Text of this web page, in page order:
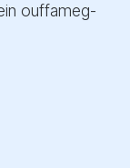
ouffameg-